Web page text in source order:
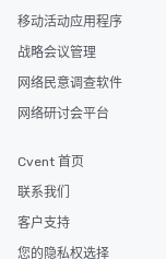
移动活动应用程序
战略会议管理
网络民意调查软件
网络研讨会平台
Cvent 首页
联系我们
客户支持
您的隐私权选择